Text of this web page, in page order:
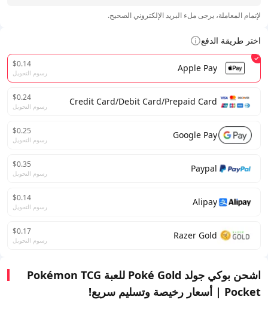
لإتمام المعاملة، يرجى ملء البريد الإلكتروني الصحيح.
اختر طريقة الدفع
Apple Pay
$0.14
رسوم التحويل
Credit Card/Debit Card/Prepaid Card
$0.24
رسوم التحويل
Google Pay
$0.25
رسوم التحويل
Paypal
$0.35
رسوم التحويل
Alipay
$0.14
رسوم التحويل
Razer Gold
$0.17
رسوم التحويل
اشحن بوكي جولد Poké Gold للعبة Pokémon TCG
Pocket | أسعار رخيصة وتسليم سريع!